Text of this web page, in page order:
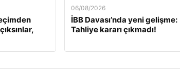
06/08/2026
İBB Davası’nda yeni gelişme:
Tahliye kararı çıkmadı!